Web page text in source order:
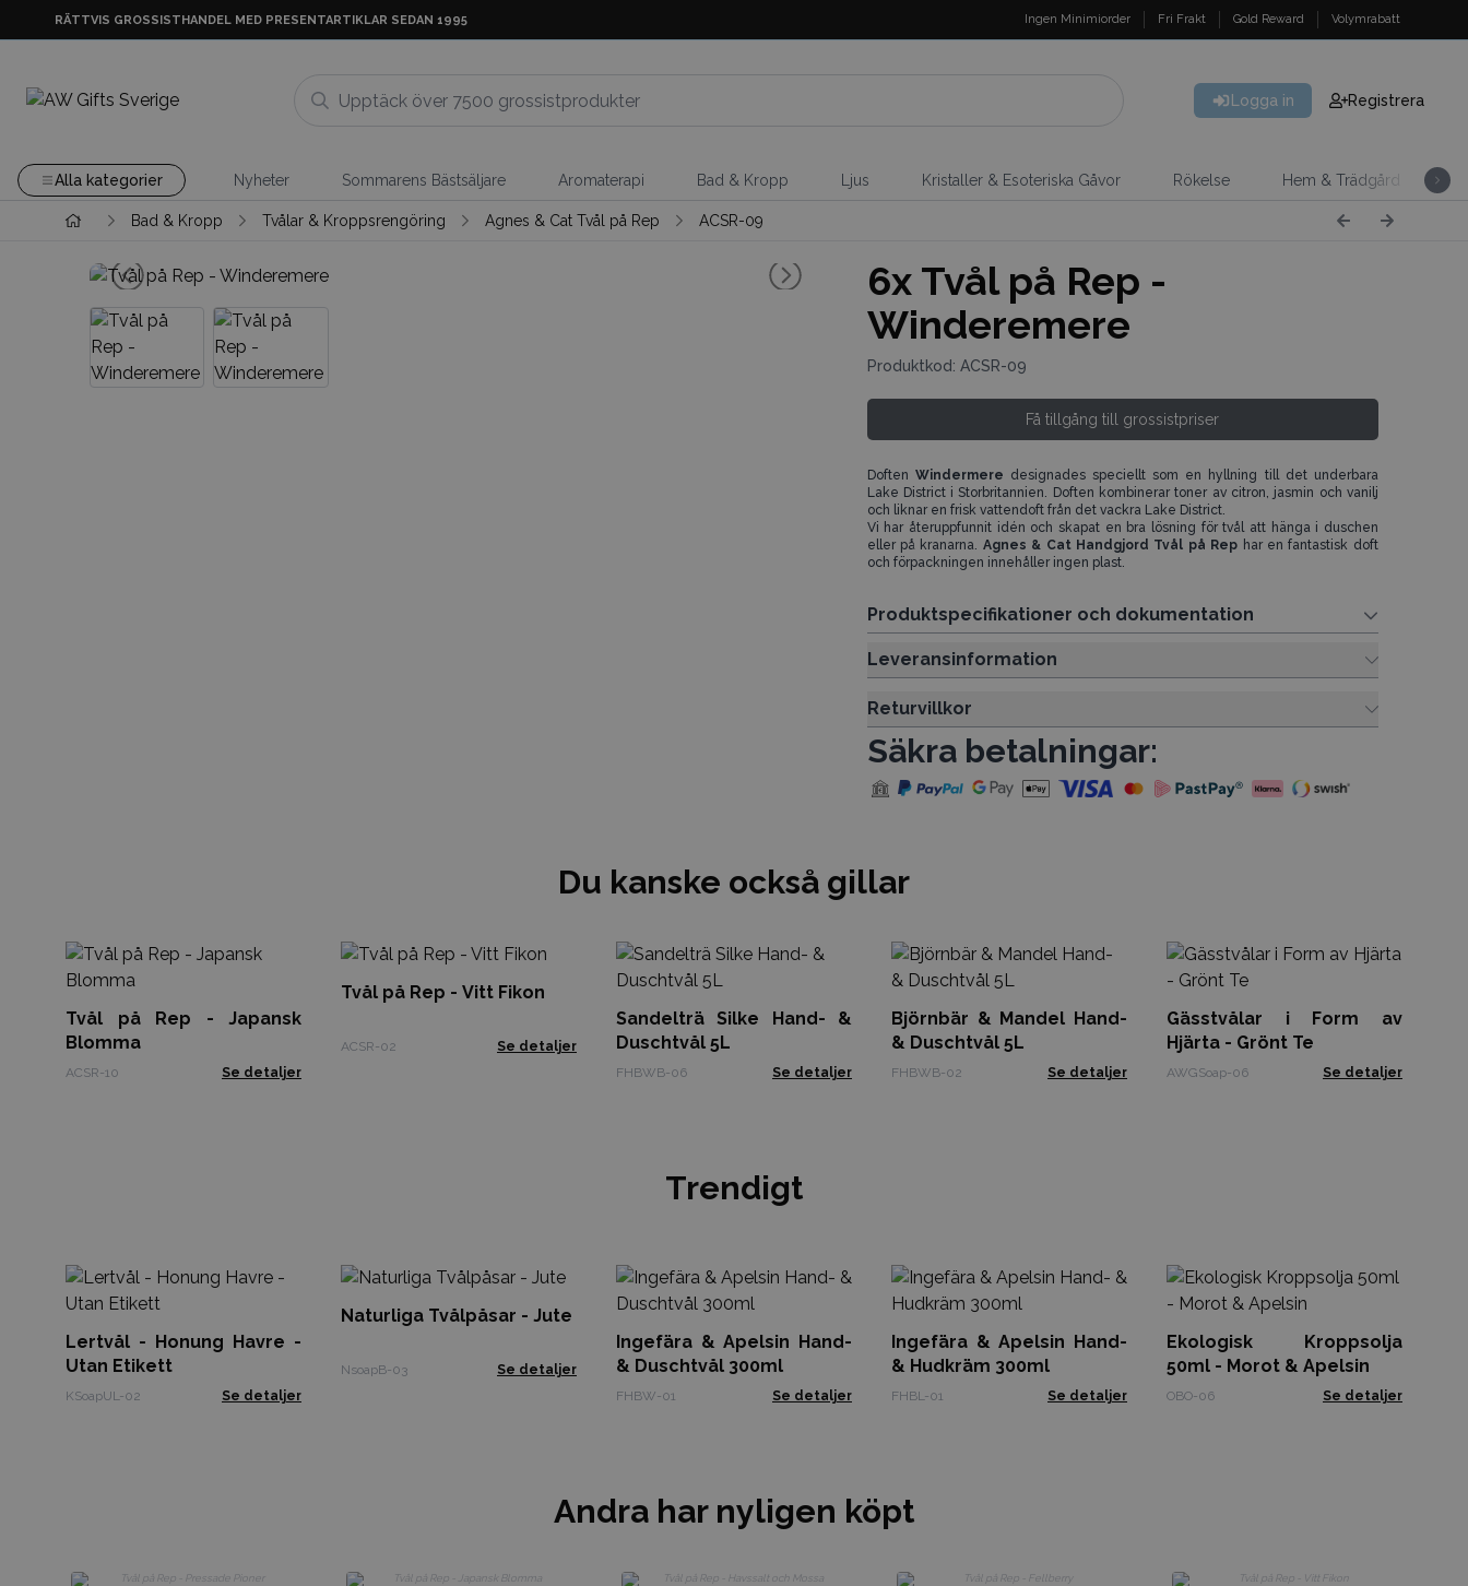
RÄTTVIS GROSSISTHANDEL MED PRESENTARTIKLAR SEDAN 1995 Ingen Minimiorder Fri Frakt Gold Reward Volymrabatt
Logga in Registrera
Alla kategorier Nyheter Sommarens Bästsäljare Aromaterapi Bad & Kropp Ljus Kristaller & Esoteriska Gåvor Rökelse Hem & Trädgård
Bad & Kropp Tvålar & Kroppsrengöring Agnes & Cat Tvål på Rep ACSR-09
6xTvål på Rep -
Winderemere
Produktkod: ACSR-09
Få tillgång till grossistpriser
Doften Windermere designades speciellt som en hyllning till det underbara
Lake District i Storbritannien. Doften kombinerar toner av citron, jasmin och vanilj
och liknar en frisk vattendoft från det vackra Lake District.
Vi har återuppfunnit idén och skapat en bra lösning för tvål att hänga i duschen
eller på kranarna. Agnes & Cat Handgjord Tvål på Rep har en fantastisk doft
och förpackningen innehåller ingen plast.
Produktspecifikationer och dokumentation
Leveransinformation
Returvillkor
Säkra betalningar:
Du kanske också gillar
Tvål på Rep - Japansk
Blomma
ACSR-10 Se detaljer
Tvål på Rep - Vitt Fikon
ACSR-02 Se detaljer
Sandelträ Silke Hand- &
Duschtvål 5L
FHBWB-06 Se detaljer
Björnbär & Mandel Hand-
& Duschtvål 5L
FHBWB-02 Se detaljer
Gässtvålar i Form av
Hjärta - Grönt Te
AWGSoap-06 Se detaljer
Trendigt
Lertvål - Honung Havre -
Utan Etikett
KSoapUL-02 Se detaljer
Naturliga Tvålpåsar - Jute
NsoapB-03 Se detaljer
Ingefära & Apelsin Hand-
& Duschtvål 300ml
FHBW-01 Se detaljer
Ingefära & Apelsin Hand-
& Hudkräm 300ml
FHBL-01 Se detaljer
Ekologisk Kroppsolja
50ml - Morot & Apelsin
OBO-06 Se detaljer
Andra har nyligen köpt